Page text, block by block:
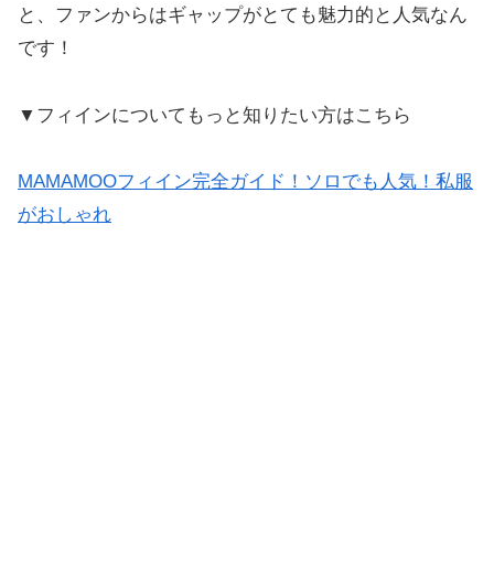
と、ファンからはギャップがとても魅力的と人気なん
です！
▼フィインについてもっと知りたい方はこちら
MAMAMOOフィイン完全ガイド！ソロでも人気！私服
がおしゃれ